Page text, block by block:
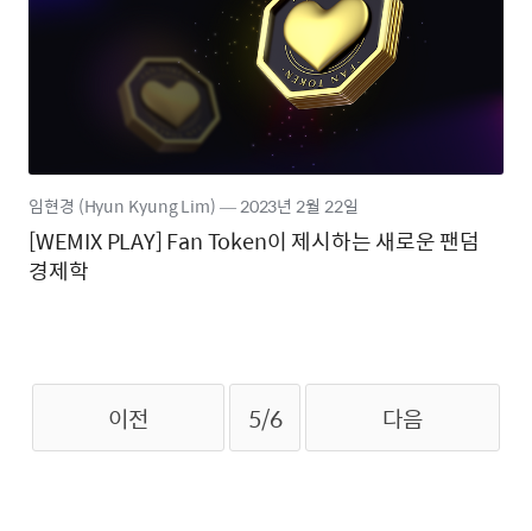
[WEMIX PLAY] Fan Token이 제시하는 새로운 팬덤
경제학
임현경 (Hyun Kyung Lim)―2023년2월 22일
이전 5/6 다음